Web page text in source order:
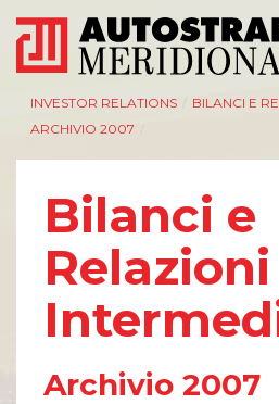
AZIENDA
Management
Bilanci e relazioni
intermedie
Modello Organizzativo
INVESTOR RELATIONS BILANCI E
ARCHIVIO 2007
Bilanci e
Relazioni
Archivio 2007